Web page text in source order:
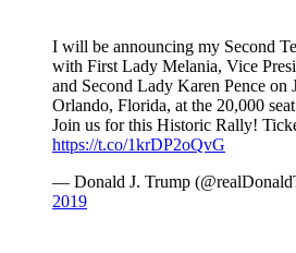
I will be announcing my Second
with First Lady Melania, Vice
and Second Lady Karen Pence on
Orlando, Florida, at the 20,000
Join us for this Historic Rally!
https://t.co/1krDP2oQvG
— Donald J. Trump
2019